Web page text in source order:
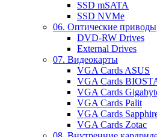
SSD mSATA
SSD NVMe
06. Оптические приводы
DVD-RW Drives
External Drives
07. Видеокарты
VGA Cards ASUS
VGA Cards
VGA Cards
VGA Cards Palit
VGA Cards
VGA Cards Zotac